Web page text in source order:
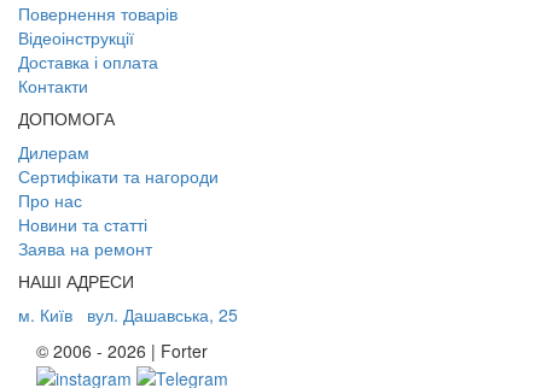
Повернення товарів
Відеоінструкції
Доставка і оплата
Контакти
ДОПОМОГА
Дилерам
Сертифікати та нагороди
Про нас
Новини та статті
Заява на ремонт
НАШІ АДРЕСИ
м. Київ
вул. Дашавська, 25
© 2006 - 2026 | Forter